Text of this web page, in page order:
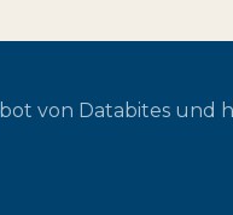
von Databites und